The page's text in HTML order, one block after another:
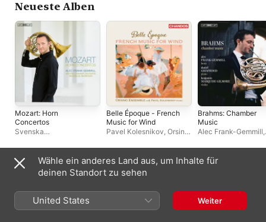
Neueste Alben
Mozart: Horn
Concertos
Svenska
Frank-Gemmill,Nicholas
McGegan
Belle Époque - French
Music for Wind
Pavel Kolesnikov, Orsino
Brahms: Chamber
Music
Alec Frank-Gemmill,
Andere Künstler:innen
Wähle ein anderes Land aus, um Inhalte für
deinen Standort zu sehen
United States Weiter